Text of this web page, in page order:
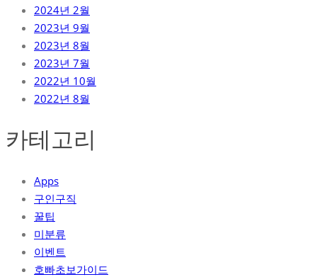
2024년 2월
2023년 9월
2023년 8월
2023년 7월
2022년 10월
2022년 8월
카테고리
Apps
구인구직
꿀팁
미분류
이벤트
호빠초보가이드